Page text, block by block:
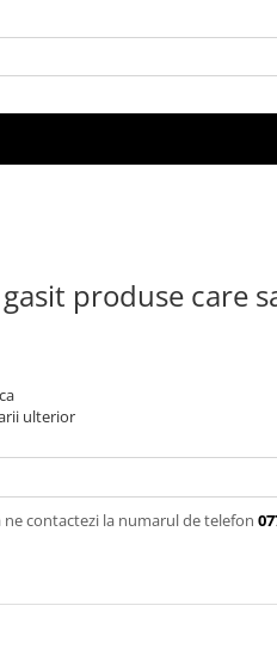
produse care
ulterior
contactezi la numarul de telefon